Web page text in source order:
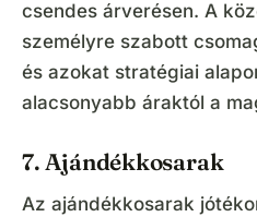
csendes árverésen. A
személyre szabott
és azokat stratégiai
alacsonyabb áraktól a
7. Ajándékkosarak
Az ajándékkosarak